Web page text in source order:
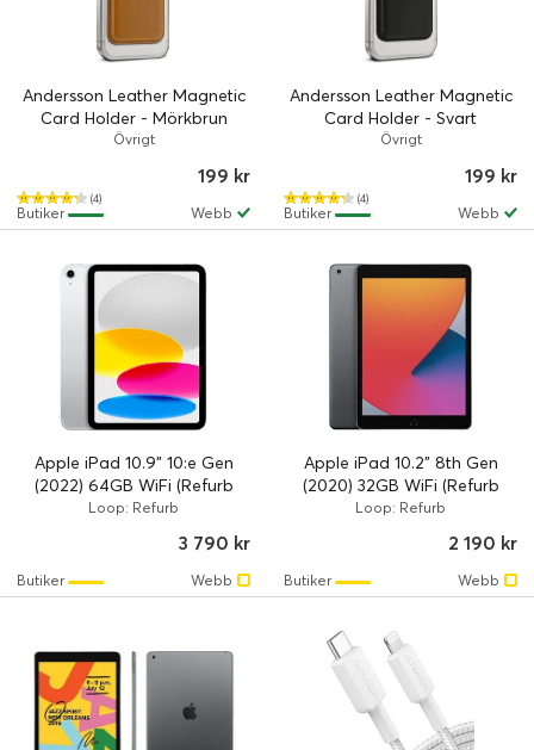
Andersson Leather Magnetic
Card Holder - Mörkbrun
Övrigt
(4)
199 kr
Webb
Butiker
Andersson Leather Magnetic
Card Holder - Svart
Övrigt
(4)
199 kr
Webb
Butiker
Apple iPad 10.9" 10:e Gen
(2022) 64GB WiFi (Refurb
Grade A/B)
Loop: Refurb
3 790 kr
Webb
Butiker
Apple iPad 10.2" 8th Gen
(2020) 32GB WiFi (Refurb
Grade A/B)
Loop: Refurb
2 190 kr
Webb
Butiker